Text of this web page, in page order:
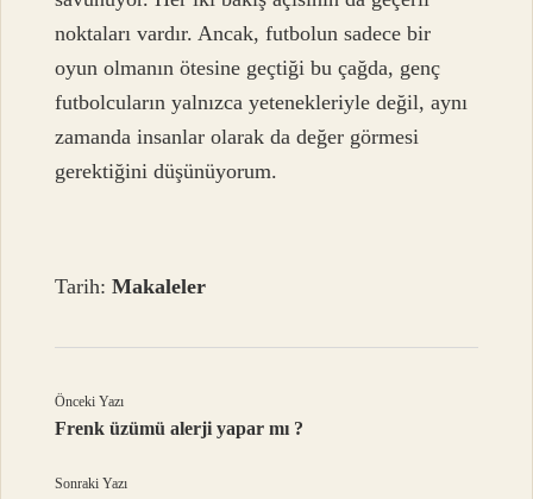
noktaları vardır. Ancak, futbolun sadece bir
oyun olmanın ötesine geçtiği bu çağda, genç
futbolcuların yalnızca yetenekleriyle değil, aynı
zamanda insanlar olarak da değer görmesi
gerektiğini düşünüyorum.
Tarih:Makaleler
Önceki Yazı
Frenk üzümü alerji yapar mı ?
Sonraki Yazı